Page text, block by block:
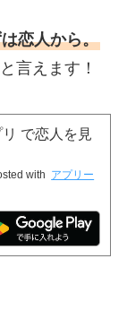
恋人から。
言えます！
で恋人を見
with アプリー